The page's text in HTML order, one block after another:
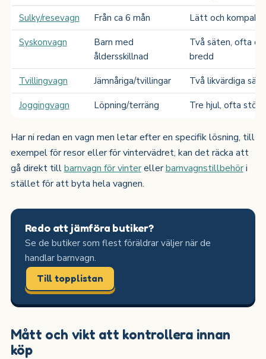
Sulky/resevagn Från ca 6 mån Lätt och
Syskonvagn
Barn med
åldersskillnad
Två säten, ofta
bredd
Tvillingvagn Jämnåriga/tvillingar Två likvärdiga
Joggingvagn Löpning/terräng Tre hjul, ofta
Har ni redan en vagn men letar efter en specifik lösning, till
exempel för resor eller för vintervädret, kan det räcka att
gå direkt tillbarnvagn för vinterellerbarnvagnstillbehöri
stället för att byta hela vagnen.
Redo att jämföra butiker?
Se de butiker som flest föräldrar väljer när de
handlar barnvagn.
Till topplistan
Mått och vikt att kontrollera innan
köp